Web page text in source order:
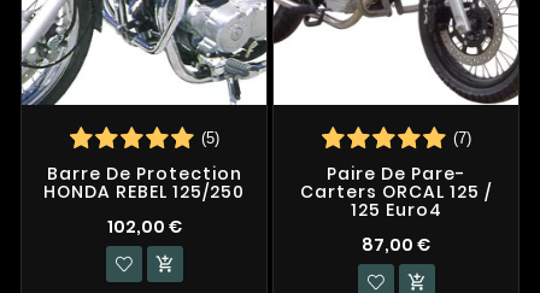
(5)
Barre De Protection
HONDA REBEL 125/250
102,00 €

(7)
Paire De Pare-
Carters ORCAL 125 /
125 Euro4
87,00 €
